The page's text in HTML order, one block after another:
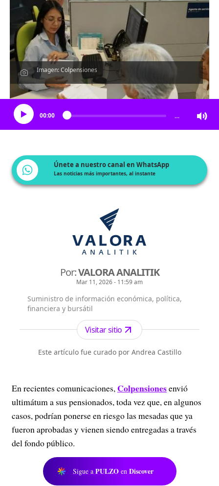
Imagen: Colpensiones
Escucha el artículo
00:00 …
Únete a nuestro canal en WhatsApp
Las noticias más importantes, al instante
Por:VALORA ANALITIK
Mar 11, 2026 - 11:59 am
Suministro de información económica, política,
financiera y bursátil
Visitar sitio
Este artículo fue curado por Andrea Castillo
En recientes comunicaciones, Colpensionesenvió
ultimátum a sus pensionados, toda vez que, en algunos
casos, podrían ponerse en riesgo las mesadas que ya
fueron aprobadas y vienen siendo entregadas a través
del fondo público.
Sigue a PULZO en Discover